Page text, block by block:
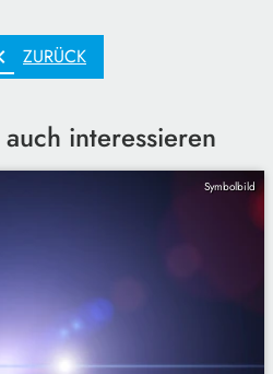
ZURÜCK
interessieren
Symbolbild